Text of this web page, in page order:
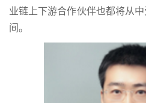
业链上下游合作伙伴也都将从
间。